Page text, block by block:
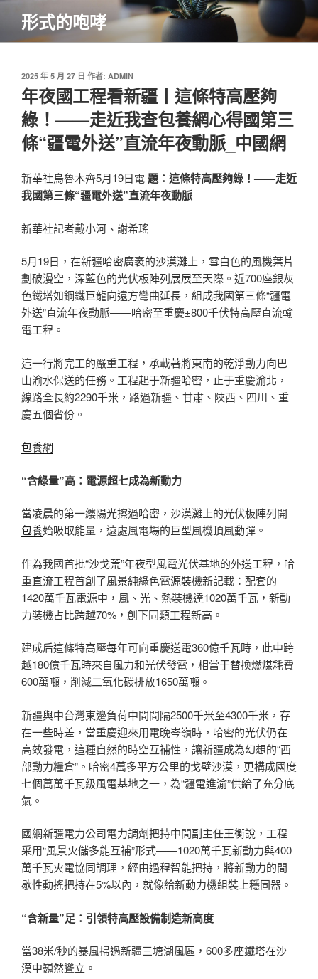
主
形式的咆哮
發
佈
於
2025 年 5 月 27 日 作者: ADMIN
年夜國工程看新疆丨這條特高壓夠
綠！——走近我查包養網心得國第三
條“疆電外送”直流年夜動脈_中國網
新華社烏魯木齊5月19日電題：這條特高壓夠綠！——走近
我國第三條“疆電外送”直流年夜動脈
新華社記者戴小河、謝希瑤
5月19日，在新疆哈密廣袤的沙漠灘上，雪白色的風機葉片
劃破漫空，深藍色的光伏板陣列展展至天際。近700座銀灰
色鐵塔如鋼鐵巨龍向遠方彎曲延長，組成我國第三條“疆電
外送”直流年夜動脈——哈密至重慶±800千伏特高壓直流輸
電工程。
這一行將完工的嚴重工程，承載著將東南的乾淨動力向巴
山渝水保送的任務。工程起于新疆哈密，止于重慶渝北，
線路全長約2290千米，路過新疆、甘肅、陜西、四川、重
慶五個省份。
包養網
“含綠量”高：電源超七成為新動力
當凌晨的第一縷陽光擦過哈密，沙漠灘上的光伏板陣列開
包養始吸取能量，遠處風電場的巨型風機頂風動彈。
作為我國首批“沙戈荒”年夜型風電光伏基地的外送工程，哈
重直流工程首創了風景純綠色電源裝機新記載：配套的
1420萬千瓦電源中，風、光、熱裝機達1020萬千瓦，新動
力裝機占比跨越70%，創下同類工程新高。
建成后這條特高壓每年可向重慶送電360億千瓦時，此中跨
越180億千瓦時來自風力和光伏發電，相當于替換燃煤耗費
600萬噸，削減二氧化碳排放1650萬噸。
新疆與中台灣東邊負荷中間間隔2500千米至4300千米，存
在一些時差，當重慶迎來用電晚岑嶺時，哈密的光伏仍在
高效發電，這種自然的時空互補性，讓新疆成為幻想的“西
部動力糧倉”。哈密4萬多平方公里的戈壁沙漠，更構成國度
七個萬萬千瓦級風電基地之一，為“疆電進渝”供給了充分底
氣。
國網新疆電力公司電力調劑把持中間副主任王衡說，工程
采用“風景火儲多能互補”形式——1020萬千瓦新動力與400
萬千瓦火電協同調理，經由過程智能把持，將新動力的間
歇性動搖把持在5%以內，就像給新動力機組裝上穩固器。
“含新量”足：引領特高壓設備制造新高度
當38米/秒的暴風掃過新疆三塘湖風區，600多座鐵塔在沙
漠中巍然聳立。